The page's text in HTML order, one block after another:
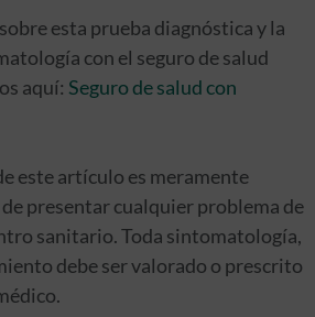
esta prueba diagnóstica y la
con el seguro de salud
aquí: Seguro de salud con
este artículo es meramente
presentar cualquier problema de
sanitario. Toda sintomatología,
debe ser valorado o prescrito